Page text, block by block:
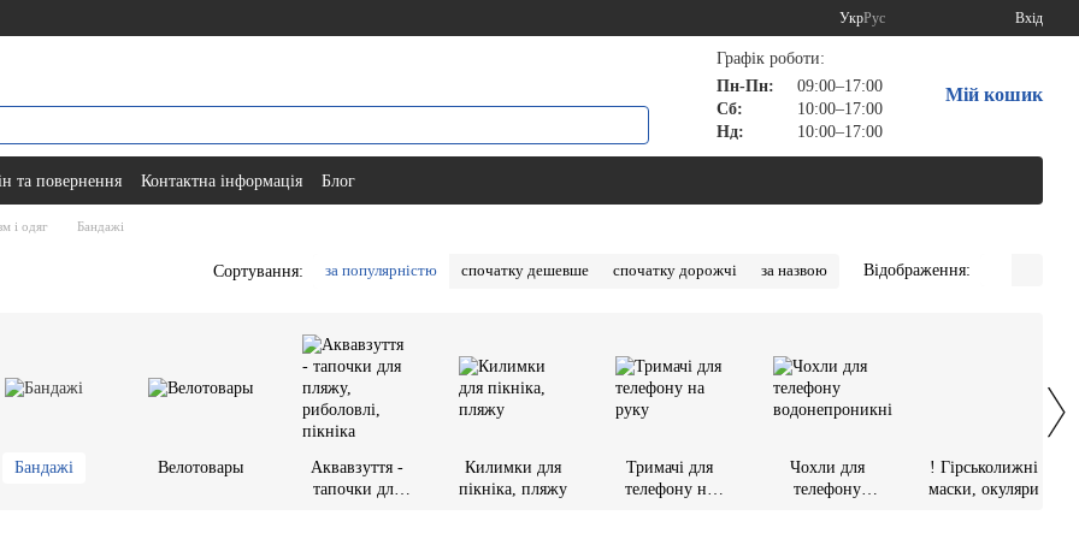
УкрРус Вхід
Графік роботи:
Пн-Пн:
09:00–17:00
Сб:
10:00–17:00
Нд:
10:00–17:00
Мій кошик
та повернення Контактна інформація Блог
і одяг Бандажі
Сортування: за популярністю спочатку дешевше спочатку дорожчі за назвою Відображення:
Бандажі Велотовары
Аквавзуття -
тапочки для
Килимки для
пікніка, пляжу
Тримачі для
телефону на
Чохли для
телефону
! Гірськолижні
маски, окуляри